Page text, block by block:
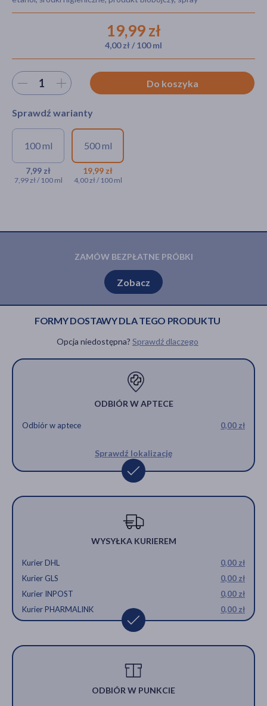
19,99 zł
4,00 zł / 100 ml
Wybierz ilość Do koszyka
Sprawdź warianty
100 ml
7,99 zł
7,99 zł / 100 ml
Inteno AntiSeptic, spray do
dezynfekcji rąk i powierzchni,
100 ml
500 ml
19,99 zł
4,00 zł / 100 ml
19,99 zł
ZAMÓW BEZPŁATNE PRÓBKI
Zobacz
FORMY DOSTAWY DLA TEGO PRODUKTU
Opcja niedostępna? Sprawdź dlaczego
ODBIÓR W APTECE
Odbiór w aptece 0,00 zł
Sprawdź lokalizację
WYSYŁKA KURIEREM
Kurier DHL
0,00 zł
Kurier GLS
0,00 zł
Kurier INPOST
0,00 zł
Kurier PHARMALINK
0,00 zł
ODBIÓR W PUNKCIE